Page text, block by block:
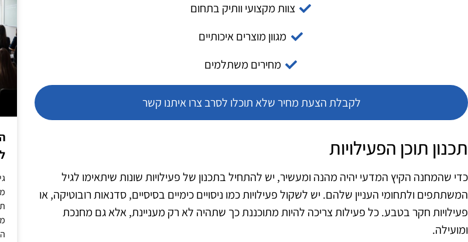
צוות מקצועי וותיק בתחום
מגוון מוצרים איכותיים
מחירים משתלמים
לקבלת הצעת מחיר שלא תוכלו לסרב צרו איתנו קשר
תכנון תוכן הפעילויות
כדי שהמחנה הקיץ המדעי יהיה מהנה ומעשיר, יש להתחיל בתכנון של פעילויות שונות שיתאימו לגיל
המשתתפים ולתחומי העניין שלהם. יש לשקול פעילויות כמו ניסויים כימיים בסיסיים, סדנאות רובוטיקה, או
פעילויות חקר בטבע. כל פעילות צריכה להיות מתוכננת כך שתהיה לא רק מעניינת, אלא גם מחנכת
ומועילה.